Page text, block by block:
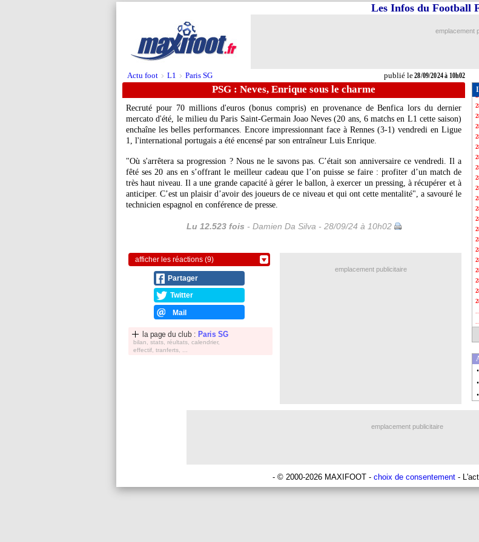
Actu foot > L1 > Paris SG publié le28/09/2024 à 10h02
Les Infos du Football
emplacement
PSG : Neves, Enrique sous le charme
Recruté pour 70 millions d'euros (bonus compris) en provenance de Benfica lors du dernier
mercato d'été, le milieu du Paris Saint-Germain Joao Neves (20 ans, 6 matchs en L1 cette saison)
enchaîne les belles performances. Encore impressionnant face à Rennes (3-1) vendredi en Ligue
1, l'international portugais a été encensé par son entraîneur Luis Enrique.
"Où s'arrêtera sa progression ? Nous ne le savons pas. C’était son anniversaire ce vendredi. Il a
fêté ses 20 ans en s’offrant le meilleur cadeau que l’on puisse se faire : profiter d’un match de
très haut niveau. Il a une grande capacité à gérer le ballon, à exercer un pressing, à récupérer et à
anticiper. C’est un plaisir d’avoir des joueurs de ce niveau et qui ont cette mentalité", a savouré le
technicien espagnol en conférence de presse.
Lu 12.523 fois - Damien Da Silva - 28/09/24 à 10h02
afficher les réactions (9)
Partager
Twitter
Mail
la page du club : Paris SG
bilan, stats, réultats, calendrier,
effectif, tranferts, ...
emplacement publicitaire
.
.
.
emplacement publicitaire
- © 2000-2026 MAXIFOOT - choix de consentement -